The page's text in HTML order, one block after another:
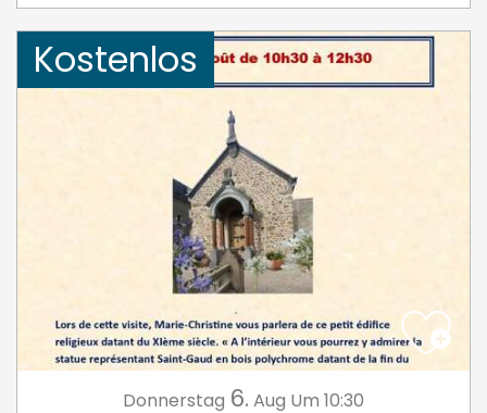
Kostenlos
Donnerstag 6. Aug Um 10:30